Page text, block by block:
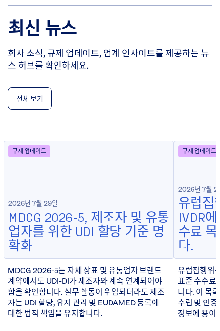
최신 뉴스
회사 소식, 규제 업데이트, 업계 인사이트를 제공하는 뉴
스 허브를 확인하세요.
전체 보기
규제 업데이트
2026년 7월 29일
MDCG 2026-5, 제조자 및 유통
업자를 위한 UDI 할당 기준 명
확화
MDCG 2026-5는 자체 상표 및 유통업자 브랜드
계약에서도 UDI-DI가 제조자와 계속 연계되어야
함을 확인합니다. 실무 활동이 위임되더라도 제조
자는 UDI 할당, 유지 관리 및 EUDAMED 등록에
대한 법적 책임을 유지합니다.
규제 업데이트
2026년 7월
유럽집
IVDR
수료
다.
유럽집행위
표준 수수료
니다. 이 목
수립 및 인
정보에 용이